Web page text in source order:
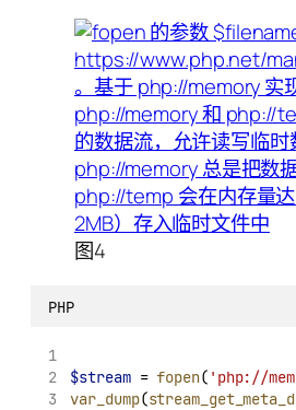
图4
PHP
$stream = fopen( 'php://
var_dump(